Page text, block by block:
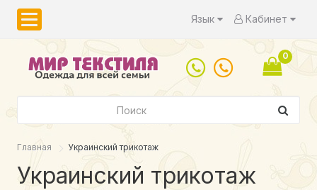
Язык Кабинет
0
Главная Украинский трикотаж
Украинский трикотаж